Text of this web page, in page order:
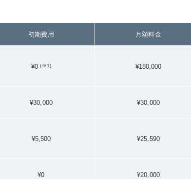
初期費用 月額料金
¥0(※1) ¥180,000
¥30,000 ¥30,000
¥5,500 ¥25,590
¥0 ¥20,000